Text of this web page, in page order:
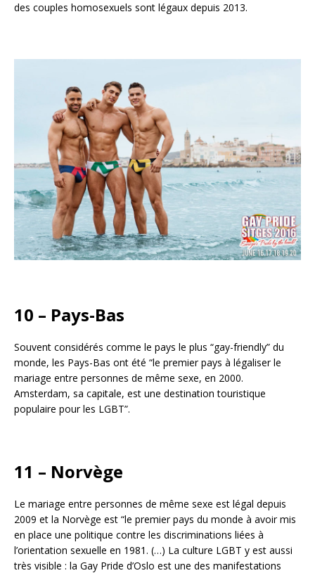
des couples homosexuels sont légaux depuis 2013.
10 – Pays-Bas
Souvent considérés comme le pays le plus “gay-friendly” du
monde, les Pays-Bas ont été “le premier pays à légaliser le
mariage entre personnes de même sexe, en 2000.
Amsterdam, sa capitale, est une destination touristique
populaire pour les LGBT”.
11 – Norvège
Le mariage entre personnes de même sexe est légal depuis
2009 et la Norvège est “le premier pays du monde à avoir mis
en place une politique contre les discriminations liées à
l’orientation sexuelle en 1981. (…) La culture LGBT y est aussi
très visible : la Gay Pride d’Oslo est une des manifestations